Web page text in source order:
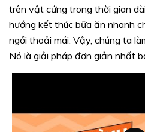
trên vật cứng trong thời gian
hướng kết thúc bữa ăn nhanh
ngồi thoải mái. Vậy, chúng ta
Nó là giải pháp đơn giản nhất